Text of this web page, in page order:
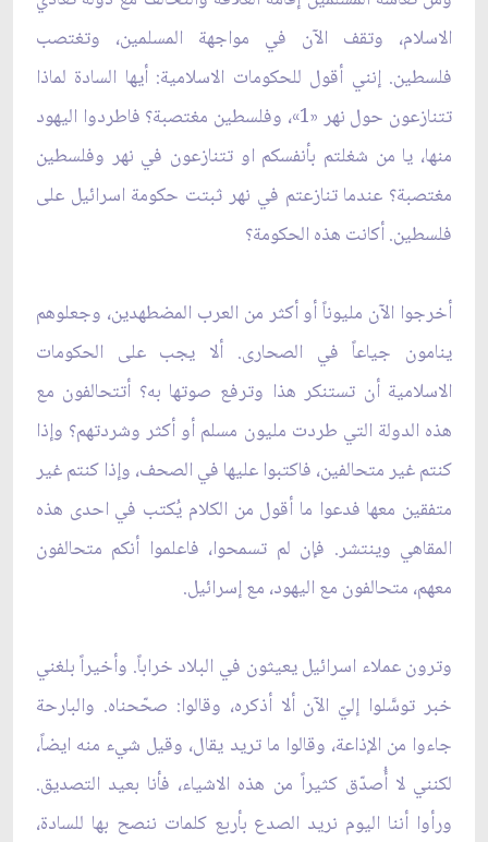
الاسلام، وتقف الآن في مواجهة المسلمين، وتغتصب
فلسطين. إنني أقول للحكومات الاسلامية: أيها السادة لماذا
تتنازعون حول نهر «1»، وفلسطين مغتصبة؟ فاطردوا اليهود
منها، يا من شغلتم بأنفسكم او تتنازعون في نهر وفلسطين
مغتصبة؟ عندما تنازعتم في نهر ثبتت حكومة اسرائيل على
فلسطين. أكانت هذه الحكومة؟
أخرجوا الآن مليوناً أو أكثر من العرب المضطهدين، وجعلوهم
ينامون جياعاً في الصحارى. ألا يجب على الحكومات
الاسلامية أن تستنكر هذا وترفع صوتها به؟ أتتحالفون مع
هذه الدولة التي طردت مليون مسلم أو أكثر وشردتهم؟ وإذا
كنتم غير متحالفين، فاكتبوا عليها في الصحف، وإذا كنتم غير
متفقين معها فدعوا ما أقول من الكلام يُكتب في احدى هذه
المقاهي وينتشر. فإن لم تسمحوا، فاعلموا أنكم متحالفون
معهم، متحالفون مع اليهود، مع إسرائيل.
وترون عملاء اسرائيل يعيثون في البلاد خراباً. وأخيراً بلغني
خبر توسَّلوا إليّ الآن ألا أذكره، وقالوا: صحّحناه. والبارحة
جاءوا من الإذاعة، وقالوا ما تريد يقال، وقيل شي‏ء منه ايضاً،
لكنني لا أُصدّق كثيراً من هذه الاشياء، فأنا بعيد التصديق.
ورأوا أننا اليوم نريد الصدع بأربع كلمات ننصح بها للسادة،